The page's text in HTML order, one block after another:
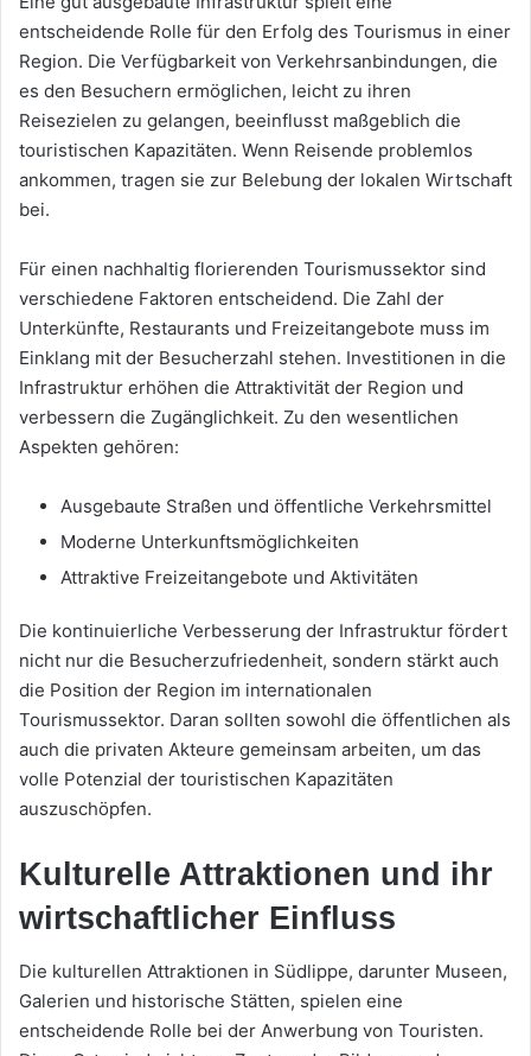
entscheidende Rolle für den Erfolg des Tourismus in einer
Region. Die Verfügbarkeit von Verkehrsanbindungen, die
es den Besuchern ermöglichen, leicht zu ihren
Reisezielen zu gelangen, beeinflusst maßgeblich die
touristischen Kapazitäten. Wenn Reisende problemlos
ankommen, tragen sie zur Belebung der lokalen Wirtschaft
bei.
Für einen nachhaltig florierenden Tourismussektor sind
verschiedene Faktoren entscheidend. Die Zahl der
Unterkünfte, Restaurants und Freizeitangebote muss im
Einklang mit der Besucherzahl stehen. Investitionen in die
Infrastruktur erhöhen die Attraktivität der Region und
verbessern die Zugänglichkeit. Zu den wesentlichen
Aspekten gehören:
Ausgebaute Straßen und öffentliche Verkehrsmittel
Moderne Unterkunftsmöglichkeiten
Attraktive Freizeitangebote und Aktivitäten
Die kontinuierliche Verbesserung der Infrastruktur fördert
nicht nur die Besucherzufriedenheit, sondern stärkt auch
die Position der Region im internationalen
Tourismussektor. Daran sollten sowohl die öffentlichen als
auch die privaten Akteure gemeinsam arbeiten, um das
volle Potenzial der touristischen Kapazitäten
auszuschöpfen.
Kulturelle Attraktionen und ihr
wirtschaftlicher Einfluss
Die kulturellen Attraktionen in Südlippe, darunter Museen,
Galerien und historische Stätten, spielen eine
entscheidende Rolle bei der Anwerbung von Touristen.